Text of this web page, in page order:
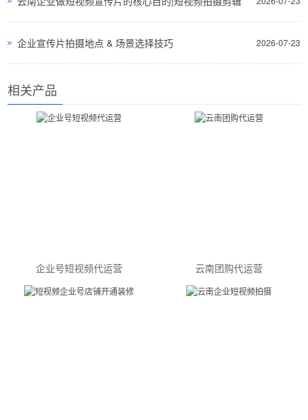
2026-07-23
企业宣传片拍摄地点 & 场景选择技巧
相关产品
企业号短视频代运营 云南团购代运营